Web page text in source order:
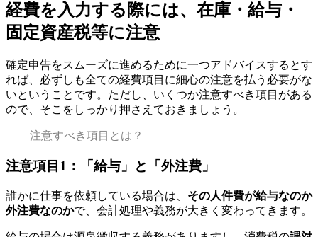
経費を入力する際には、在庫・給与・
固定資産税等に注意
確定申告をスムーズに進めるために一つアドバイスするとす
れば、必ずしも全ての経費項目に細心の注意を払う必要がな
いということです。ただし、いくつか注意すべき項目がある
ので、そこをしっかり押さえておきましょう。
注意すべき項目とは？
注意項目1：「給与」と「外注費」
誰かに仕事を依頼している場合は、 その人件費が給与なのか
外注費なのかで、会計処理や義務が大きく変わってきます。